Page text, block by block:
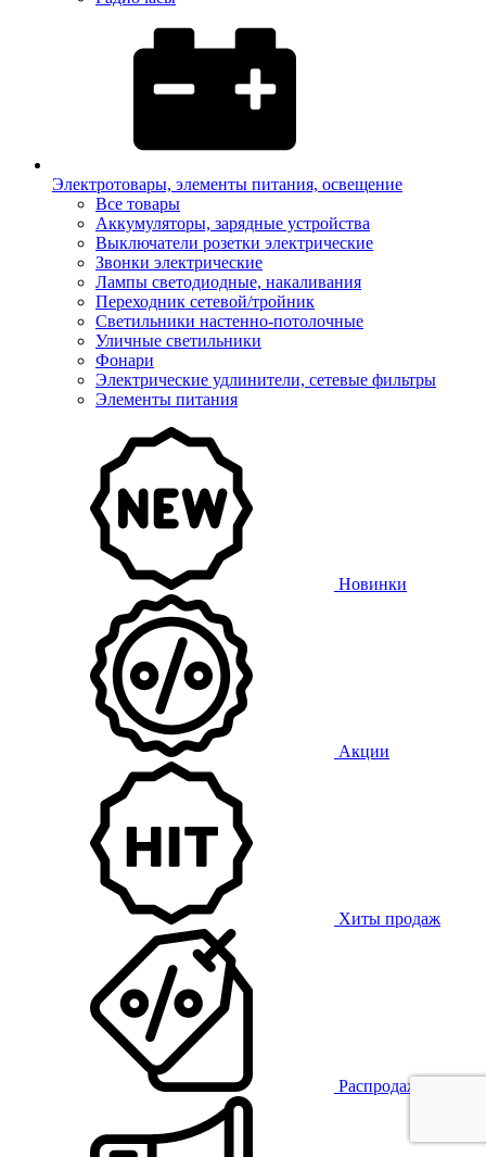
Электротовары, элементы питания, освещение
Все товары
Аккумуляторы, зарядные устройства
Выключатели розетки электрические
Звонки электрические
Лампы светодиодные, накаливания
Переходник сетевой/тройник
Светильники настенно-потолочные
Уличные светильники
Фонари
Электрические удлинители, сетевые фильтры
Элементы питания
Новинки
Акции
Хиты продаж
Распродажа